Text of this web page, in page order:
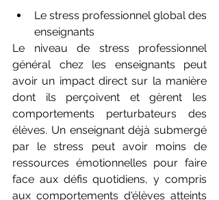
Le stress professionnel global des
enseignants
Le niveau de stress professionnel
général chez les enseignants peut
avoir un impact direct sur la manière
dont ils perçoivent et gèrent les
comportements perturbateurs des
élèves. Un enseignant déjà submergé
par le stress peut avoir moins de
ressources émotionnelles pour faire
face aux défis quotidiens, y compris
aux comportements d'élèves atteints